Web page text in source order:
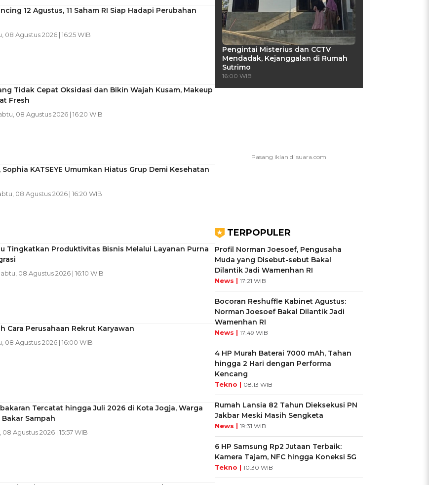
12 Agustus, 11 Saham RI Siap Hadapi Perubahan
08 Agustus 2026 | 16:25 WIB
Tidak Cepat Oksidasi dan Bikin Wajah Kusam, Makeup
Fresh
08 Agustus 2026 | 16:20 WIB
KATSEYE Umumkan Hiatus Grup Demi Kesehatan
08 Agustus 2026 | 16:20 WIB
Tingkatkan Produktivitas Bisnis Melalui Layanan Purna
08 Agustus 2026 | 16:10 WIB
Cara Perusahaan Rekrut Karyawan
08 Agustus 2026 | 16:00 WIB
Tercatat hingga Juli 2026 di Kota Jogja, Warga
Sampah
08 Agustus 2026 | 15:57 WIB
Pengintai Misterius dan CCTV
Mendadak, Kejanggalan di Rumah
Sutrimo
16:00 WIB
TERPOPULER
Profil Norman Joesoef, Pengusaha
Muda yang Disebut-sebut Bakal
Dilantik Jadi Wamenhan RI
News | 17:21 WIB
Bocoran Reshuffle Kabinet Agustus:
Norman Joesoef Bakal Dilantik Jadi
Wamenhan RI
News | 17:49 WIB
4 HP Murah Baterai 7000 mAh, Tahan
hingga 2 Hari dengan Performa
Kencang
Tekno | 08:13 WIB
Rumah Lansia 82 Tahun Dieksekusi PN
Jakbar Meski Masih Sengketa
News | 19:31 WIB
6 HP Samsung Rp2 Jutaan Terbaik:
Kamera Tajam, NFC hingga Koneksi 5G
Tekno | 10:30 WIB